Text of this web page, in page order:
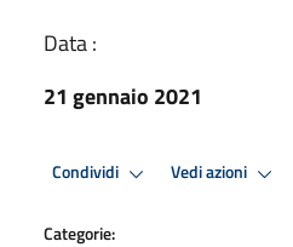
Data :
21 gennaio 2021
Condividi Vedi azioni
Categorie: